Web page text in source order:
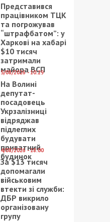
Представився
працівником ТЦК
та погрожував
“штрафбатом”: у
Харкові на хабарі
$10 тисяч
затримали
майора ВСП
5/08/2026 - 10:29
На Волині
депутат-
посадовець
Укрзалізниці
відряджав
підлеглих
будувати
приватний
будинок
4/08/2026 - 18:00
За $13 тисяч
допомагали
військовим
втекти зі служби:
ДБР викрило
організовану
групу